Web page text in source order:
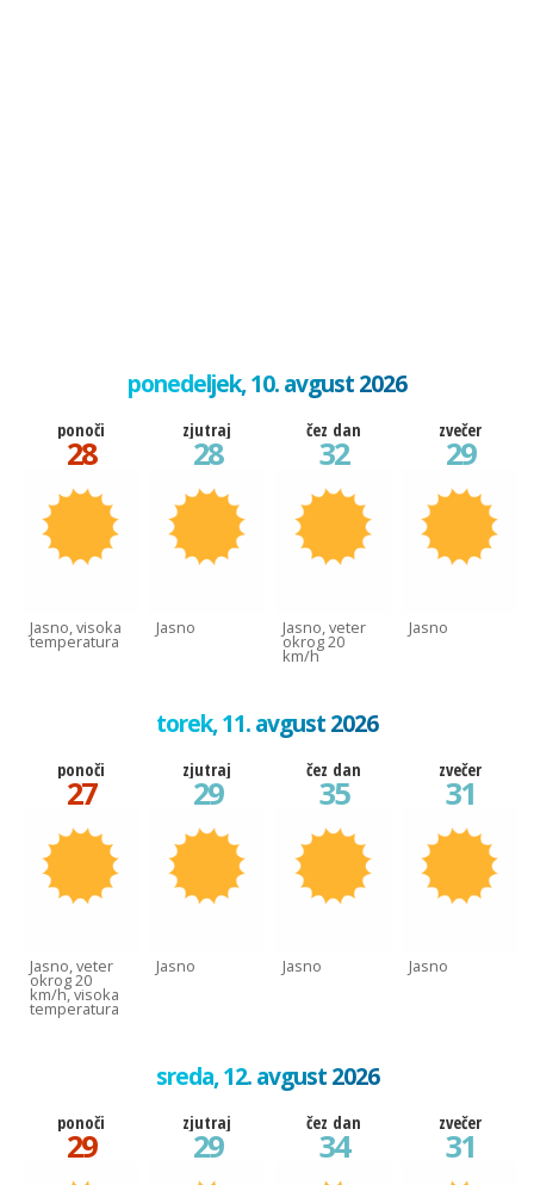
ponedeljek, 10. avgust 2026
ponoči
28
Jasno, visoka
temperatura
zjutraj
28
Jasno
čez dan
32
Jasno, veter
okrog 20
km/h
zvečer
29
Jasno
torek, 11. avgust 2026
ponoči
27
Jasno, veter
okrog 20
km/h, visoka
temperatura
zjutraj
29
Jasno
čez dan
35
Jasno
zvečer
31
Jasno
sreda, 12. avgust 2026
ponoči
29
zjutraj
29
čez dan
34
zvečer
31